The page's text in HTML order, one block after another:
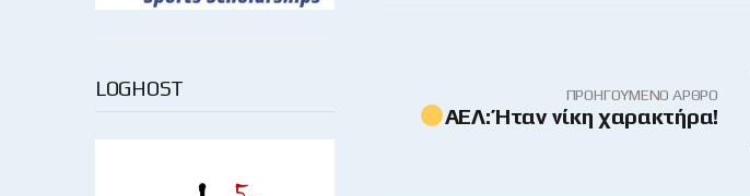
LOGHOST ΠΡΟΗΓΟΎΜΕΝΟ ΆΡΘΡΟ
ΑΕΛ: Ήταν νίκη χαρακτήρα!